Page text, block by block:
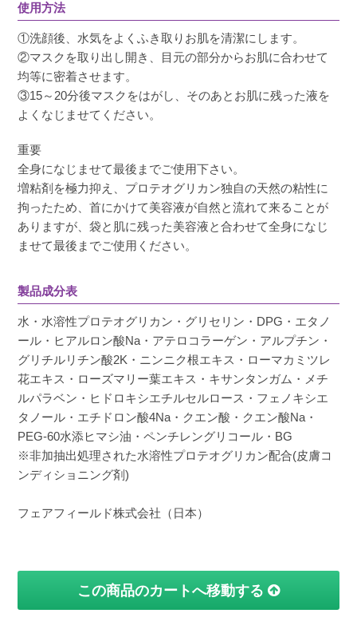
使用方法
①洗顔後、水気をよくふき取りお肌を清潔にします。
②マスクを取り出し開き、目元の部分からお肌に合わせて
均等に密着させます。
③15～20分後マスクをはがし、そのあとお肌に残った液を
よくなじませてください。
重要
全身になじませて最後までご使用下さい。
増粘剤を極力抑え、プロテオグリカン独自の天然の粘性に
拘ったため、首にかけて美容液が自然と流れて来ることが
ありますが、袋と肌に残った美容液と合わせて全身になじ
ませて最後までご使用ください。
製品成分表
水・水溶性プロテオグリカン・グリセリン・DPG・エタノ
ール・ヒアルロン酸Na・アテロコラーゲン・アルプチン・
グリチルリチン酸2K・ニンニク根エキス・ローマカミツレ
花エキス・ローズマリー葉エキス・キサンタンガム・メチ
ルパラベン・ヒドロキシエチルセルロース・フェノキシエ
タノール・エチドロン酸4Na・クエン酸・クエン酸Na・
PEG-60水添ヒマシ油・ペンチレングリコール・BG
※非加抽出処理された水溶性プロテオグリカン配合(皮膚コ
ンディショニング剤)
フェアフィールド株式会社（日本）
この商品のカートへ移動する